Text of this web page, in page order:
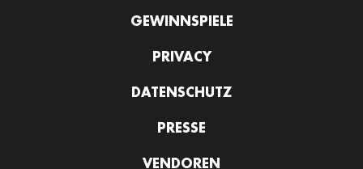
GEWINNSPIELE
PRIVACY
DATENSCHUTZ
PRESSE
VENDOREN